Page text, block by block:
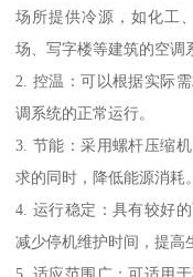
场所提供冷源，如化工
场、写字楼等建筑的空调
2. 控温：可以根据实际
调系统的正常运行。
3. 节能：采用螺杆压缩
求的同时，降低能源消耗。
4. 运行稳定：具有较好
减少停机维护时间，提高